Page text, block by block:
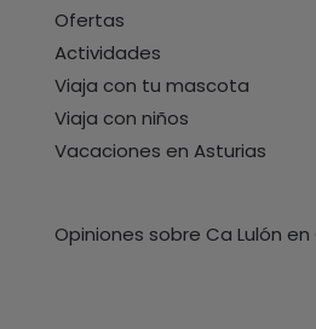
Ofertas
Actividades
Viaja con tu mascota
Viaja con niños
Vacaciones en Asturias
Opiniones sobre Ca Lulón